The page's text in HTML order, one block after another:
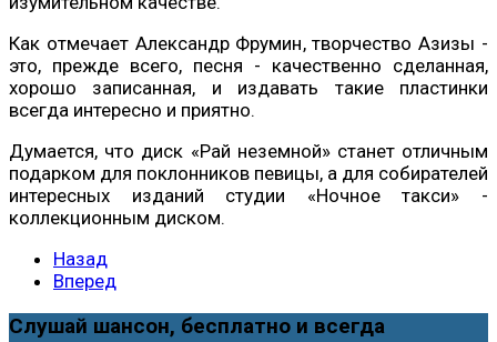
Как отмечает Александр Фрумин, творчество Азизы -
это, прежде всего, песня - качественно сделанная,
хорошо записанная, и издавать такие пластинки
всегда интересно и приятно.
Думается, что диск «Рай неземной» станет отличным
подарком для поклонников певицы, а для собирателей
интересных изданий студии «Ночное такси» -
коллекционным диском.
Назад
Вперед
Слушай шансон, бесплатно и всегда